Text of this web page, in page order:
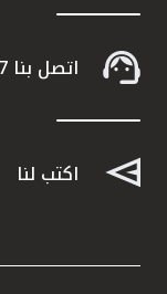
اتصل بنا 24/7 "الخدمة الهاتفية" 1803333
اكتب لنا